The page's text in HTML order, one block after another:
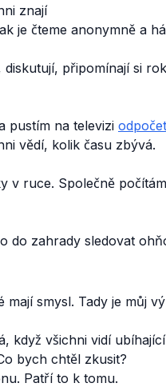
znají
je čteme anonymně a
připomínají si
pustím na televizi
vědí, kolik času zbývá.
v ruce. Společně
do zahrady sledovat
smysl. Tady je můj
když všichni vidí
bych chtěl zkusit?
Patří to k tomu.